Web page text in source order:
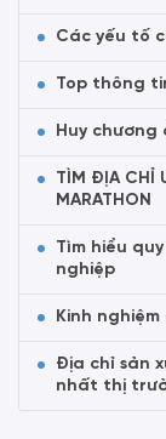
Các yếu tố
Top thông
Huy chương
TÌM ĐỊA CHỈ
MARATHON
Tìm hiểu
nghiệp
Kinh
Địa chỉ sản
nhất thị